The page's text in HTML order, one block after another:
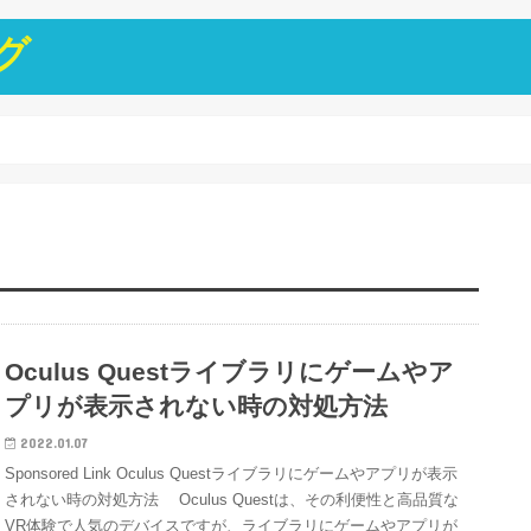
Oculus Questライブラリにゲームやア
プリが表示されない時の対処方法
2022.01.07
Sponsored Link Oculus Questライブラリにゲームやアプリが表示
されない時の対処方法 Oculus Questは、その利便性と高品質な
VR体験で人気のデバイスですが、ライブラリにゲームやアプリが